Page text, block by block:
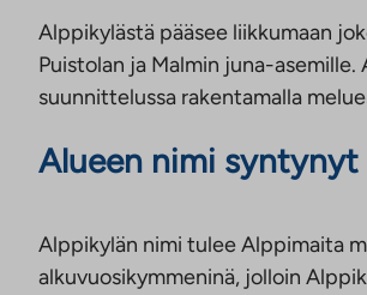
Alppikylästä pääsee liikkumaan
Puistolan ja Malmin juna-
suunnittelussa rakentamalla
Alueen nimi
Alppikylän nimi tulee Alppimaita
alkuvuosikymmeninä, jolloin